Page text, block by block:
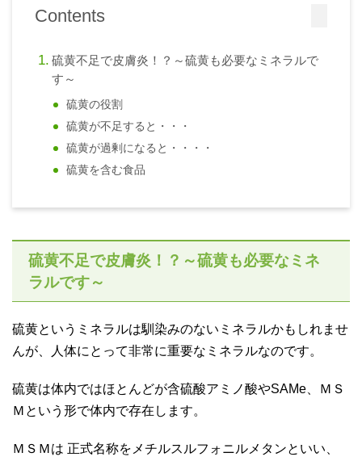
Contents
硫黄不足で皮膚炎！？～硫黄も必要なミネラルで
す～
硫黄の役割
硫黄が不足すると・・・
硫黄が過剰になると・・・・
硫黄を含む食品
硫黄不足で皮膚炎！？～硫黄も必要なミネ
ラルです～
硫黄というミネラルは馴染みのないミネラルかもしれませ
んが、人体にとって非常に重要なミネラルなのです。
硫黄は体内ではほとんどが含硫酸アミノ酸やSAMe、ＭＳ
Ｍという形で体内で存在します。
ＭＳＭは 正式名称をメチルスルフォニルメタンといい、